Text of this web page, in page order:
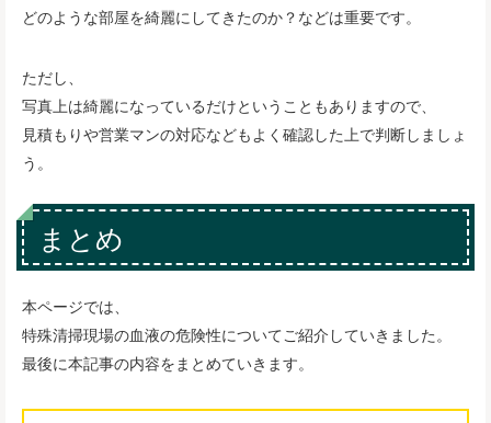
どのような部屋を綺麗にしてきたのか？などは重要です。
ただし、
写真上は綺麗になっているだけということもありますので、
見積もりや営業マンの対応などもよく確認した上で判断しましょ
う。
まとめ
本ページでは、
特殊清掃現場の血液の危険性についてご紹介していきました。
最後に本記事の内容をまとめていきます。